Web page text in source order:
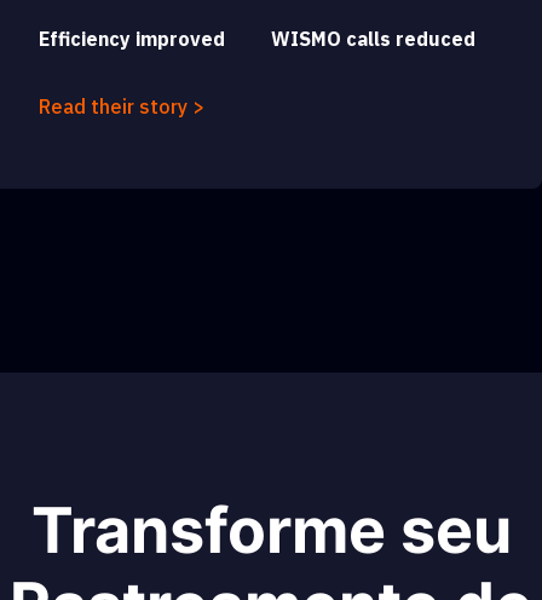
Efficiency improved WISMO calls reduced
Read their story >
Transforme seu